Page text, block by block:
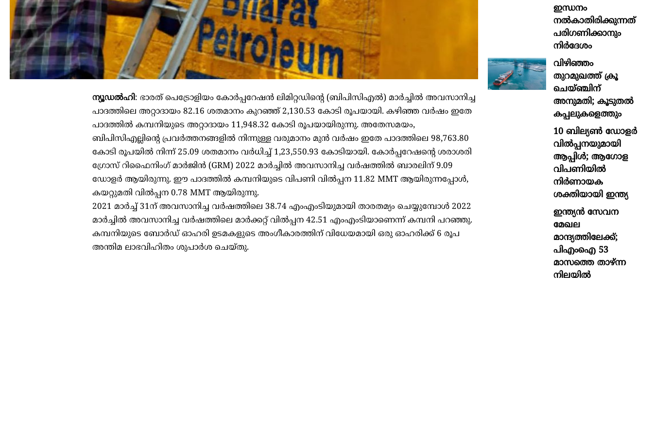
ന്യൂഡൽഹി: ഭാരത് പെട്രോളിയം കോർപ്പറേഷൻ ലിമിറ്റഡിന്റെ (ബിപിസിഎൽ) മാർച്ചിൽ അവസാനിച്ച
പാദത്തിലെ അറ്റാദായം 82.16 ശതമാനം കുറഞ്ഞ് 2,130.53 കോടി രൂപയായി. കഴിഞ്ഞ വർഷം ഇതേ
പാദത്തിൽ കമ്പനിയുടെ അറ്റാദായം 11,948.32 കോടി രൂപയായിരുന്നു. അതേസമയം,
ബിപിസിഎല്ലിന്റെ പ്രവർത്തനങ്ങളിൽ നിന്നുള്ള വരുമാനം മുൻ വർഷം ഇതേ പാദത്തിലെ 98,763.80
കോടി രൂപയിൽ നിന്ന് 25.09 ശതമാനം വർധിച്ച് 1,23,550.93 കോടിയായി. കോർപ്പറേഷന്റെ ശരാശരി
ഗ്രോസ് റിഫൈനിംഗ് മാർജിൻ (GRM) 2022 മാർച്ചിൽ അവസാനിച്ച വർഷത്തിൽ ബാരലിന് 9.09
ഡോളർ ആയിരുന്നു. ഈ പാദത്തിൽ കമ്പനിയുടെ വിപണി വിൽപ്പന 11.82 MMT ആയിരുന്നപ്പോൾ,
കയറ്റുമതി വിൽപ്പന 0.78 MMT ആയിരുന്നു.
2021 മാർച്ച് 31ന് അവസാനിച്ച വർഷത്തിലെ 38.74 എംഎംടിയുമായി താരതമ്യം ചെയ്യുമ്പോൾ 2022
മാർച്ചിൽ അവസാനിച്ച വർഷത്തിലെ മാർക്കറ്റ് വിൽപ്പന 42.51 എംഎംടിയാണെന്ന് കമ്പനി പറഞ്ഞു.
കമ്പനിയുടെ ബോർഡ് ഓഹരി ഉടമകളുടെ അംഗീകാരത്തിന് വിധേയമായി ഒരു ഓഹരിക്ക് 6 രൂപ
അന്തിമ ലാഭവിഹിതം ശുപാർശ ചെയ്തു.
ഇന്ധനം
നൽകാതിരിക്കുന്നത്
പരിഗണിക്കാനും
നിർദേശം
വിഴിഞ്ഞം
തുറമുഖത്ത് ക്രൂ
ചെയ്ഞ്ചിന്
അനുമതി; കൂടുതൽ
കപ്പലുകളെത്തും
10 ബില്യൺ ഡോളർ
വിൽപ്പനയുമായി
ആപ്പിൾ; ആഗോള
വിപണിയിൽ
നിർണായക
ശക്തിയായി ഇന്ത്യ
ഇന്ത്യൻ സേവന
മേഖല
മാന്ദ്യത്തിലേക്ക്;
പിഎംഐ 53
മാസത്തെ താഴ്ന്ന
നിലയില്‍